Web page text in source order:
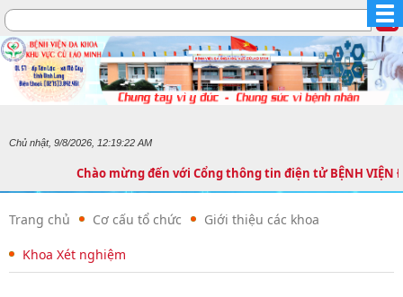
Chủ nhật, 9/8/2026, 12:19:22 AM
Chào mừng đến với Cổng thông tin điện tử BỆNH
Trang chủ Cơ cấu tổ chức Giới thiệu các khoa
Khoa Xét nghiệm